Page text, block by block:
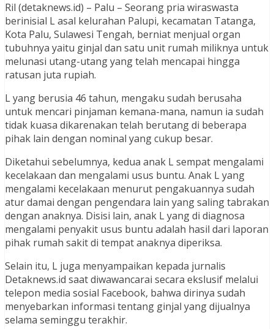
Ril (detaknews.id) – Palu – Seorang pria wiraswasta
berinisial L asal kelurahan Palupi, kecamatan Tatanga,
Kota Palu, Sulawesi Tengah, berniat menjual organ
tubuhnya yaitu ginjal dan satu unit rumah miliknya untuk
melunasi utang-utang yang telah mencapai hingga
ratusan juta rupiah.
L yang berusia 46 tahun, mengaku sudah berusaha
untuk mencari pinjaman kemana-mana, namun ia sudah
tidak kuasa dikarenakan telah berutang di beberapa
pihak lain dengan nominal yang cukup besar.
Diketahui sebelumnya, kedua anak L sempat mengalami
kecelakaan dan mengalami usus buntu. Anak L yang
mengalami kecelakaan menurut pengakuannya sudah
atur damai dengan pengendara lain yang saling tabrakan
dengan anaknya. Disisi lain, anak L yang di diagnosa
mengalami penyakit usus buntu adalah hasil dari laporan
pihak rumah sakit di tempat anaknya diperiksa.
Selain itu, L juga menyampaikan kepada jurnalis
Detaknews.id saat diwawancarai secara ekslusif melalui
telepon media sosial Facebook, bahwa dirinya sudah
menyebarkan informasi tentang ginjal yang dijualnya
selama seminggu terakhir.